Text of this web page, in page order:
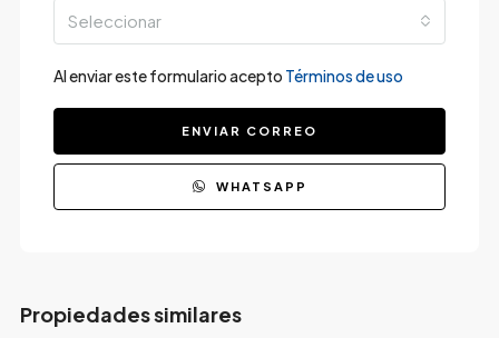
Seleccionar
Al enviar este formulario acepto Términos de uso
ENVIAR CORREO
WHATSAPP
Propiedades similares